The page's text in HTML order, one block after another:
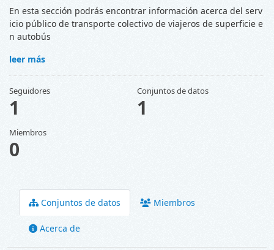
Conjuntos de datos Miembros
Acerca de
En esta sección podrás encontrar información acerca del serv
icio público de transporte colectivo de viajeros de superficie e
n autobús
leer más
Seguidores
1
Conjuntos de datos
1
Miembros
0